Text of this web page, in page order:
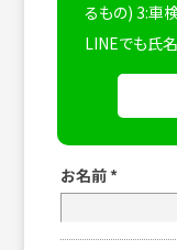
るもの) 3:車
LINEでも氏
お名前 *